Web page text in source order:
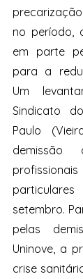
no período,
em parte
para a
Um
Sindicato
Paulo
setembro.
pelas
Uninove, a
crise